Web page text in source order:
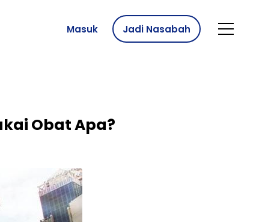
Masuk Jadi Nasabah
Obat Apa?